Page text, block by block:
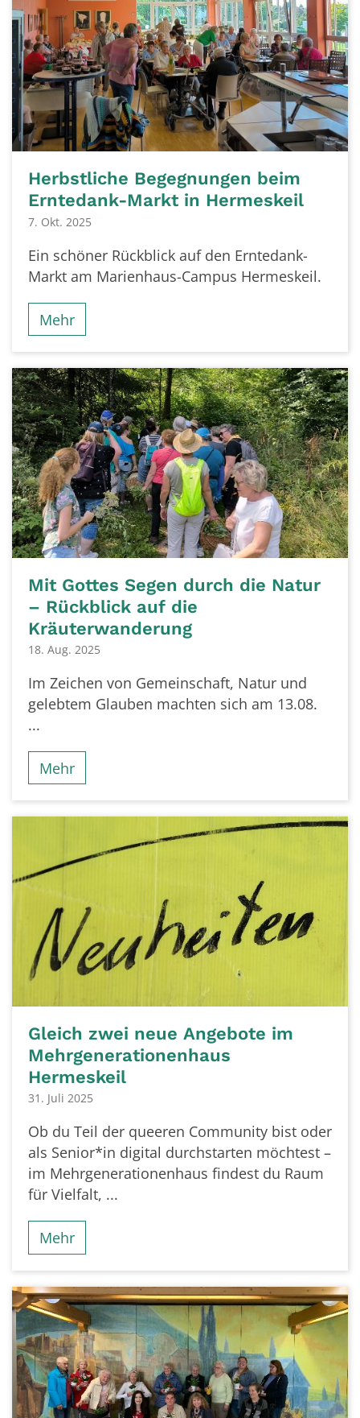
Herbstliche Begegnungen beim
Erntedank-Markt in Hermeskeil
7. Okt. 2025
Ein schöner Rückblick auf den Erntedank-
Markt am Marienhaus-Campus Hermeskeil.
Mehr
Mit Gottes Segen durch die Natur
– Rückblick auf die
Kräuterwanderung
18. Aug. 2025
Im Zeichen von Gemeinschaft, Natur und
gelebtem Glauben machten sich am 13.08.
...
Mehr
Gleich zwei neue Angebote im
Mehrgenerationenhaus
Hermeskeil
31. Juli 2025
Ob du Teil der queeren Community bist oder
als Senior*in digital durchstarten möchtest –
im Mehrgenerationenhaus findest du Raum
für Vielfalt, ...
Mehr